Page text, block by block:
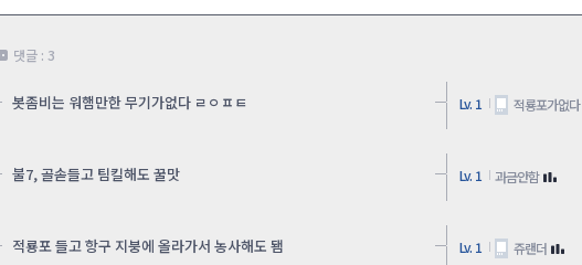
댓글 : 3
봇좀비는 워햄만한 무기가없다 ㄹㅇㅍㅌ Lv. 1 적룡포가없다
불7, 골솓들고 팀킬해도 꿀맛 Lv. 1 과금안함
적룡포 들고 항구 지붕에 올라가서 농사해도 됌 Lv. 1 쥬랜더